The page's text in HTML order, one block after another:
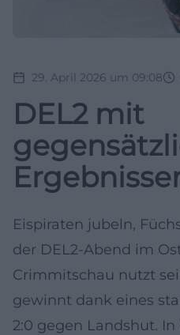
29. April 2026 um 09:08
DEL2 mit
Eispiraten jubeln,
der DEL2-Abend im
Crimmitschau nutzt
gewinnt dank eines
2:0 gegen Landshut.